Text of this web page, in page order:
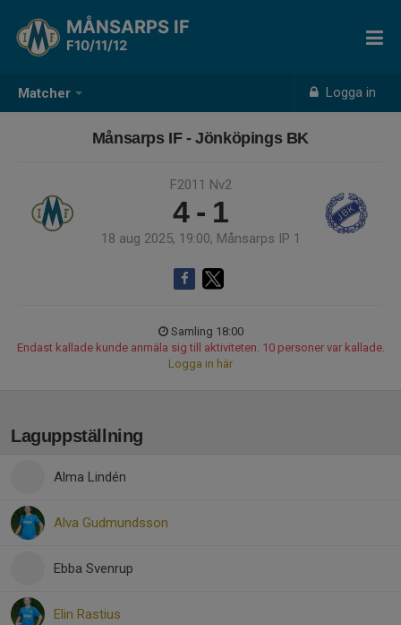
Matcher Logga in
MÅNSARPS IF
F10/11/12
Månsarps IF - Jönköpings BK
F2011 Nv2
4 - 1
18 aug 2025, 19:00, Månsarps IP 1
Samling 18:00
Endast kallade kunde anmäla sig till aktiviteten. 10 personer var kallade.
Logga in här
Laguppställning
Alma Lindén
Alva Gudmundsson
Ebba Svenrup
Elin Rastius